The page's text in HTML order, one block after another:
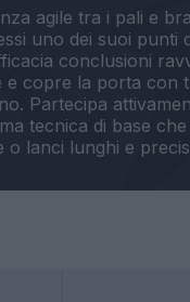
agile tra i pali e
uno dei suoi punti
conclusioni
e copre la porta con
Partecipa
tecnica di base